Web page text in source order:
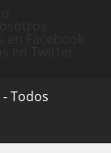
- Todos